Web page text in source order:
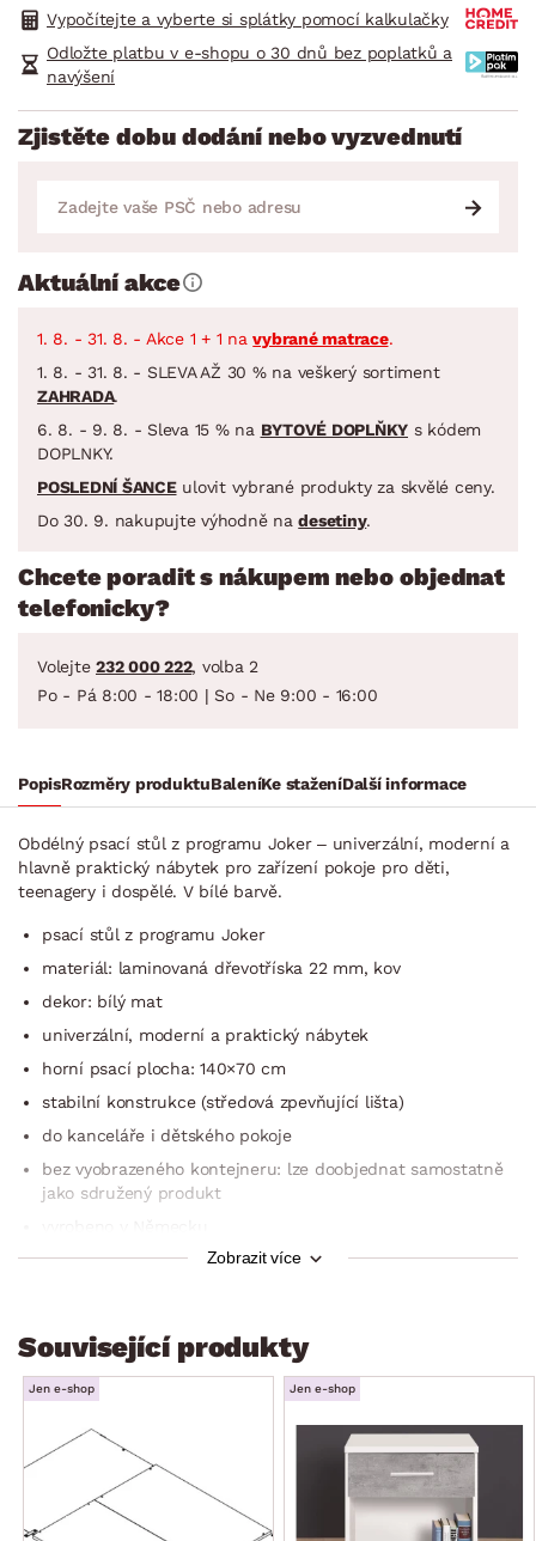
Vypočítejte a vyberte si splátky pomocí kalkulačky
Odložte platbu v e-shopu o 30 dnů bez poplatků a
navýšení
Zjistěte dobu dodání nebo vyzvednutí
Aktuální akce
1. 8. - 31. 8. - Akce 1 + 1 navybrané matrace.
1. 8. - 31. 8. - SLEVA AŽ 30 % na veškerý sortiment
ZAHRADA.
6. 8. - 9. 8. - Sleva 15 % na BYTOVÉ DOPLŇKY s kódem
DOPLNKY.
POSLEDNÍ ŠANCEulovit vybrané produkty za skvělé ceny.
Do 30. 9. nakupujte výhodně nadesetiny.
Chcete poradit s nákupem nebo objednat
telefonicky?
Volejte 232 000 222, volba 2
Po - Pá 8:00 - 18:00 | So - Ne 9:00 - 16:00
PopisRozměry produktuBaleníKe staženíDalší informace
Obdélný psací stůl z programu Joker – univerzální, moderní a
hlavně praktický nábytek pro zařízení pokoje pro děti,
teenagery i dospělé. V bílé barvě.
psací stůl z programu Joker
materiál: laminovaná dřevotříska 22 mm, kov
dekor: bílý mat
univerzální, moderní a praktický nábytek
horní psací plocha: 140×70 cm
stabilní konstrukce (středová zpevňující lišta)
do kanceláře i dětského pokoje
bez vyobrazeného kontejneru: lze doobjednat samostatně
jako sdružený produkt
dodáváno v demontuZobrazit více
Související produkty
Jen e-shop Jen e-shop